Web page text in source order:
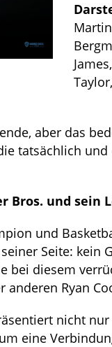
aber das
tatsächlich
und sein
und
Seite:
bei diesem
Ryan
nicht nur
eine